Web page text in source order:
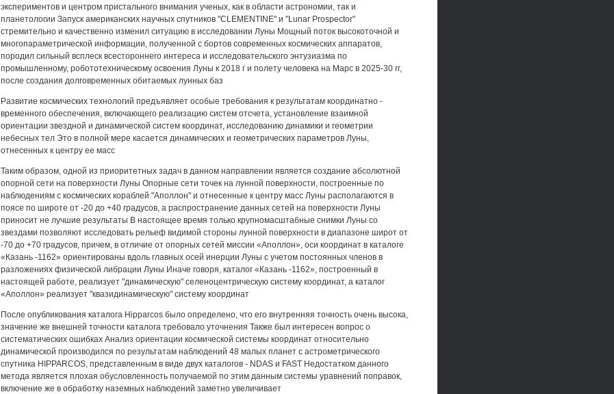
экспериментов и центром пристального внимания ученых, как в области астрономии, так и
планетологии Запуск американских научных спутников "CLEMENTINE" и "Lunar Prospector"
стремительно и качественно изменил ситуацию в исследовании Луны Мощный поток высокоточной и
многопараметрической информации, полученной с бортов современных космических аппаратов,
породил сильный всплеск всестороннего интереса и исследовательского энтузиазма по
промышленному, робототехническому освоения Луны к 2018 г и полету человека на Марс в 2025-30 гг,
после создания долговременных обитаемых лунных баз
Развитие космических технологий предъявляет особые требования к результатам координатно -
временного обеспечения, включающего реализацию систем отсчета, установление взаимной
ориентации звездной и динамической систем координат, исследованию динамики и геометрии
небесных тел Это в полной мере касается динамических и геометрических параметров Луны,
отнесенных к центру ее масс
Таким образом, одной из приоритетных задач в данном направлении является создание абсолютной
опорной сети на поверхности Луны Опорные сети точек на лунной поверхности, построенные по
наблюдениям с космических кораблей "Аполлон" и отнесенные к центру масс Луны располагаются в
поясе по широте от -20 до +40 градусов, а распространение данных сетей на поверхности Луны
приносит не лучшие результаты В настоящее время только крупномасштабные снимки Луны со
звездами позволяют исследовать рельеф видимой стороны лунной поверхности в диапазоне широт от
-70 до +70 градусов, причем, в отличие от опорных сетей миссии «Аполлон», оси координат в каталоге
«Казань -1162» ориентированы вдоль главных осей инерции Луны с учетом постоянных членов в
разложениях физической либрации Луны Иначе говоря, каталог «Казань -1162», построенный в
настоящей работе, реализует "динамическую" селеноцентрическую систему координат, а каталог
«Аполлон» реализует "квазидинамическую" систему координат
После опубликования каталога Hipparcos было определено, что его внутренняя точность очень высока,
значение же внешней точности каталога требовало уточнения Также был интересен вопрос о
систематических ошибках Анализ ориентации космической системы координат относительно
динамической производился по результатам наблюдений 48 малых планет с астрометрического
спутника HIPPARCOS, представленным в виде двух каталогов - NDAS и FAST Недостатком данного
метода является плохая обусловленность получаемой по этим данным системы уравнений поправок,
включение же в обработку наземных наблюдений заметно увеличивает